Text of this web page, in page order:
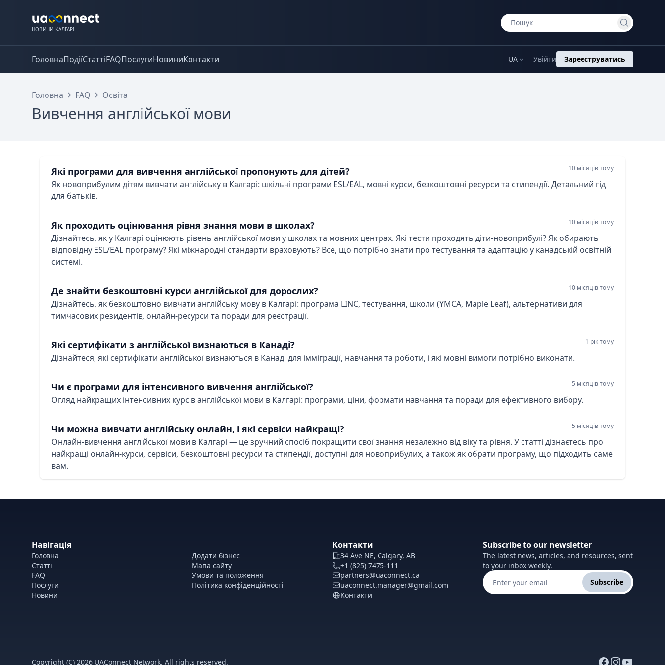
НОВИНИ КАЛГАРІ
ГоловнаПодіїСтаттіFAQПослугиНовиниКонтакти UA Увійти Зареєструватись
Головна FAQ Освіта
Вивчення англійської мови
Які програми для вивчення англійської пропонують для дітей? 10 місяців тому
Як новоприбулим дітям вивчати англійську в Калгарі: шкільні програми ESL/EAL, мовні курси, безкоштовні ресурси та стипендії. Детальний гід
для батьків.
Як проходить оцінювання рівня знання мови в школах? 10 місяців тому
Дізнайтесь, як у Калгарі оцінюють рівень англійської мови у школах та мовних центрах. Які тести проходять діти-новоприбулі? Як обирають
відповідну ESL/EAL програму? Які міжнародні стандарти враховують? Все, що потрібно знати про тестування та адаптацію у канадській освітній
системі.
Де знайти безкоштовні курси англійської для дорослих? 10 місяців тому
Дізнайтесь, як безкоштовно вивчати англійську мову в Калгарі: програма LINC, тестування, школи (YMCA, Maple Leaf), альтернативи для
тимчасових резидентів, онлайн-ресурси та поради для реєстрації.
Які сертифікати з англійської визнаються в Канаді? 1 рік тому
Дізнайтеся, які сертифікати англійської визнаються в Канаді для імміграції, навчання та роботи, і які мовні вимоги потрібно виконати.
Чи є програми для інтенсивного вивчення англійської? 5 місяців тому
Огляд найкращих інтенсивних курсів англійської мови в Калгарі: програми, ціни, формати навчання та поради для ефективного вибору.
Чи можна вивчати англійську онлайн, і які сервіси найкращі? 5 місяців тому
Онлайн-вивчення англійської мови в Калгарі — це зручний спосіб покращити свої знання незалежно від віку та рівня. У статті дізнаєтесь про
найкращі онлайн-курси, сервіси, безкоштовні ресурси та стипендії, доступні для новоприбулих, а також як обрати програму, що підходить саме
вам.
Навігація
Головна
Статті
FAQ
Послуги
Новини
Додати бізнес
Мапа сайту
Умови та положення
Політика конфіденційності
Контакти
34 Ave NE, Calgary, AB
+1 (825) 7475-111
partners@uaconnect.ca
uaconnect.manager@gmail.com
Контакти
Subscribe to our newsletter
The latest news, articles, and resources, sent
to your inbox weekly.
Subscribe
Copyright (C) 2026 UAConnect Network. All rights reserved.